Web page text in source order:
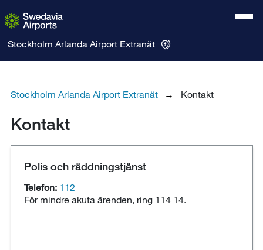
Stockholm Arlanda Airport Extranät
Stockholm Arlanda Airport Extranät Kontakt
Kontakt
Polis och räddningstjänst
Telefon: 112
För mindre akuta ärenden, ring 114 14.